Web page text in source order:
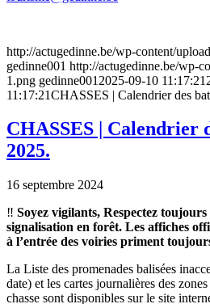
http://actugedinne.be/wp-content/
gedinne001 http://actugedinne.be/wp-
1.png gedinne001 2025-09-10 11:17:21
11:17:21CHASSES | Calendrier des
CHASSES | Calendrier
2025.
16 septembre 2024
‼️ Soyez vigilants, Respectez
signalisation en forêt. Les affiches
à l’entrée des voiries priment
La Liste des promenades balisées
date) et les cartes journalières des
chasse sont disponibles sur le site